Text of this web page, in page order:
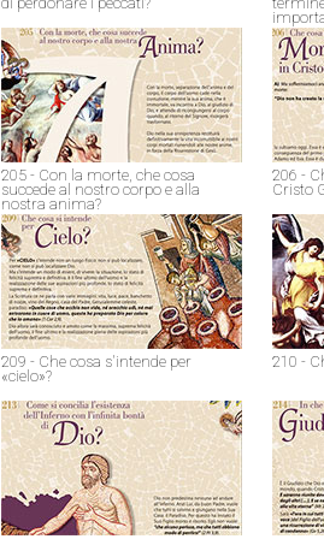
205 - Con la morte, che cosa
succede al nostro corpo e alla
nostra anima?
206 -
Cristo
209 - Che cosa s'intende per
«cielo»?
210 -